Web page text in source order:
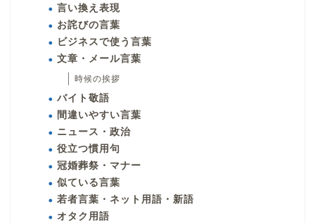
言い換え表現
お詫びの言葉
ビジネスで使う言葉
文章・メール言葉
時候の挨拶
バイト敬語
間違いやすい言葉
ニュース・政治
役立つ慣用句
冠婚葬祭・マナー
似ている言葉
若者言葉・ネット用語・新語
オタク用語